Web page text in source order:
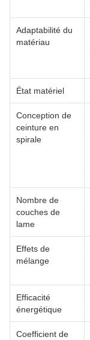
Adaptabilité du
matériau
État matériel
Conception de
ceinture en
spirale
Nombre de
couches de
lame
Effets de
mélange
Efficacité
énergétique
Coefficient de